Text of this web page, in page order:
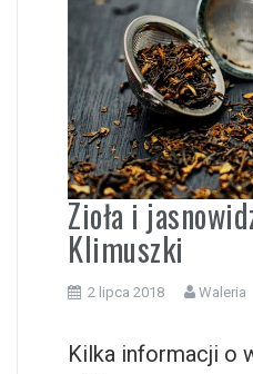
Zioła i
Klimuszki
2 lipca 2018 Waleria
Kilka informacji o